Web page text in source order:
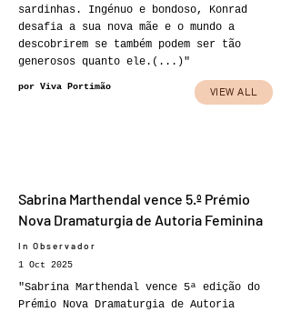
sardinhas. Ingénuo e bondoso, Konrad
desafia a sua nova mãe e o mundo a
descobrirem se também podem ser tão
generosos quanto ele.(...)"
por Viva Portimão
VIEW ALL
Sabrina Marthendal vence 5.º Prémio
Nova Dramaturgia de Autoria Feminina
In Observador
1 Oct 2025
"Sabrina Marthendal vence 5ª edição do
Prémio Nova Dramaturgia de Autoria